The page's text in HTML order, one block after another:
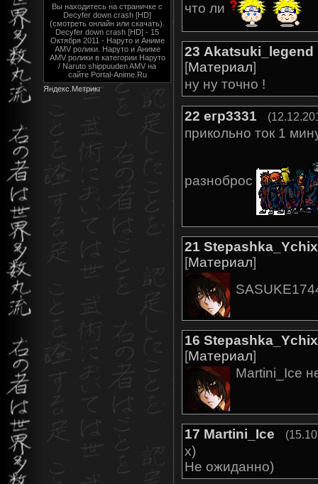
Вы находитесь на страничке с
Decyfer down crash [HD]
(смотреть онлайн или скачать).
Decyfer down crash [HD] - 15
Октября 2011 - Наруто и Аниме
AMV ролики. Наруто и Аниме
AMV ролики в категории Наруто
/ Naruto shippuuden AMV на
сайте Portal-Anime.Ru
что ли
23 Akatsuki_legend
[Материал]
ну ну точно !
22 егр3331
прикольно ток 1
разноброс
21
[Материал]
16
[Материал]
Martini_Ice
17 Martini_Ice
х)
Не ожиданно)